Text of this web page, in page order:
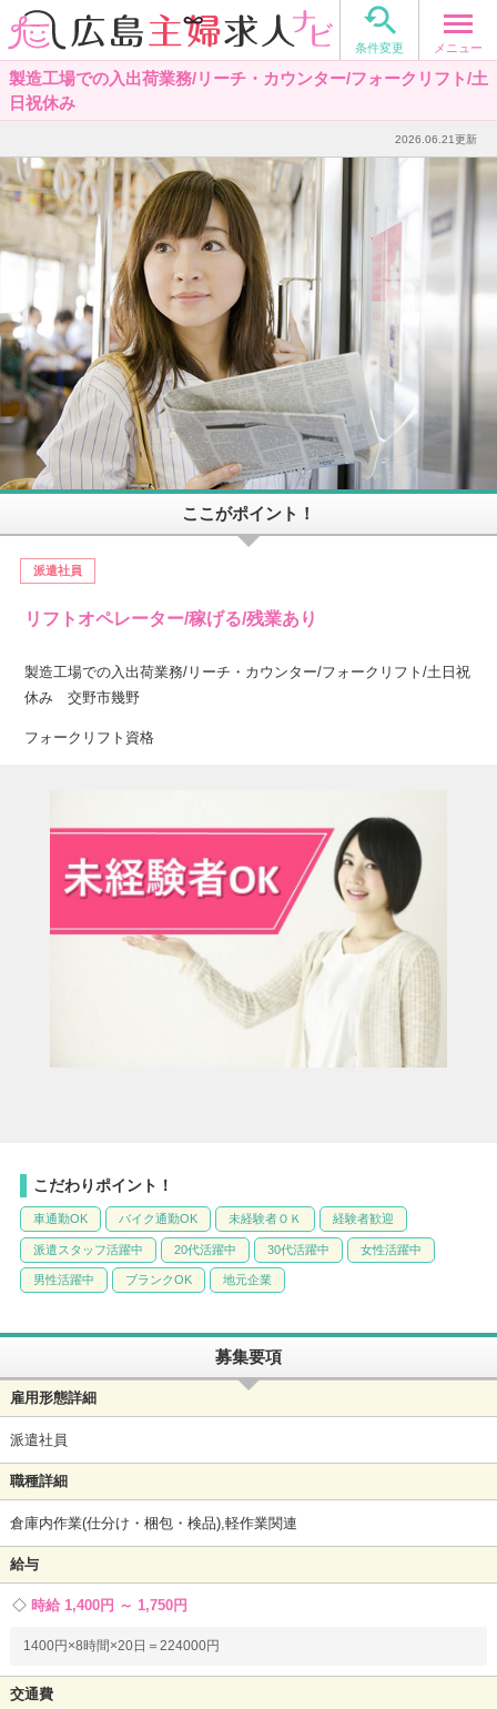

条件変更 メニュー
製造工場での入出荷業務/リーチ・カウンター/フォークリフト/土
日祝休み
2026.06.21更新
ここがポイント！
派遣社員
リフトオペレーター/稼げる/残業あり
製造工場での入出荷業務/リーチ・カウンター/フォークリフト/土日祝
休み 交野市幾野
フォークリフト資格
こだわりポイント！
車通勤OK バイク通勤OK 未経験者ＯＫ 経験者歓迎
派遣スタッフ活躍中 20代活躍中 30代活躍中 女性活躍中
男性活躍中 ブランクOK 地元企業
募集要項
雇用形態詳細
派遣社員
職種詳細
倉庫内作業(仕分け・梱包・検品),軽作業関連
給与
時給 1,400円 ～ 1,750円
1400円×8時間×20日＝224000円
交通費